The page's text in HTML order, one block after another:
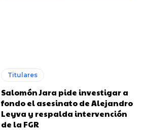
Titulares
Salomón Jara pide investigar a
fondo el asesinato de Alejandro
Leyva y respalda intervención
de la FGR